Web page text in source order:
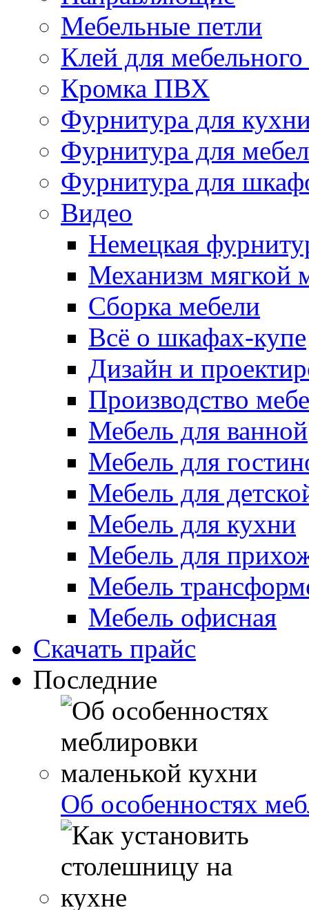
Мебельные петли
Клей для мебельного
Кромка ПВХ
Фурнитура для
Фурнитура для
Фурнитура для
Видео
Немецкая
Механизм мягкой
Сборка мебели
Всё о шкафах-купе
Дизайн и
Производство
Мебель для ванной
Мебель для
Мебель для
Мебель для кухни
Мебель для
Мебель
Мебель офисная
Скачать прайс
Последние
Об особенностях